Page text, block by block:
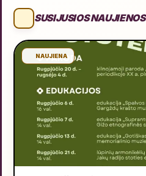
SUSIJUSIOS NAUJIENOS
NAUJIENA